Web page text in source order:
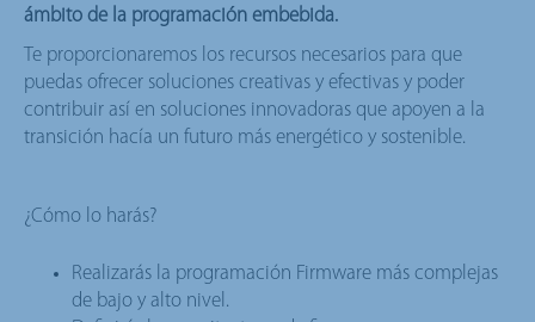
ámbito de la programación embebida.
Te proporcionaremos los recursos necesarios para que
puedas ofrecer soluciones creativas y efectivas y poder
contribuir así en soluciones innovadoras que apoyen a la
transición hacía un futuro más energético y sostenible.
¿Cómo lo harás?
Realizarás la programación Firmware más complejas
de bajo y alto nivel.